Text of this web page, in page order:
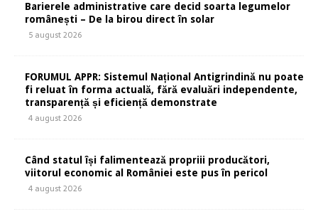
Barierele administrative care decid soarta legumelor
românești – De la birou direct în solar
5 august 2026
FORUMUL APPR: Sistemul Național Antigrindină nu poate
fi reluat în forma actuală, fără evaluări independente,
transparență și eficiență demonstrate
4 august 2026
Când statul își falimentează propriii producători,
viitorul economic al României este pus în pericol
4 august 2026